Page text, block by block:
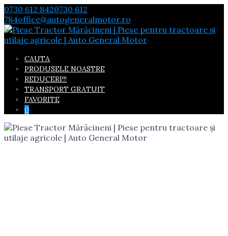
Skip
to
content
0730 612 8420730 612
784office@autogeneralmotor.ro
CAUTA
PRODUSELE NOASTRE
REDUCERI!!!
TRANSPORT GRATUIT
FAVORITE
0